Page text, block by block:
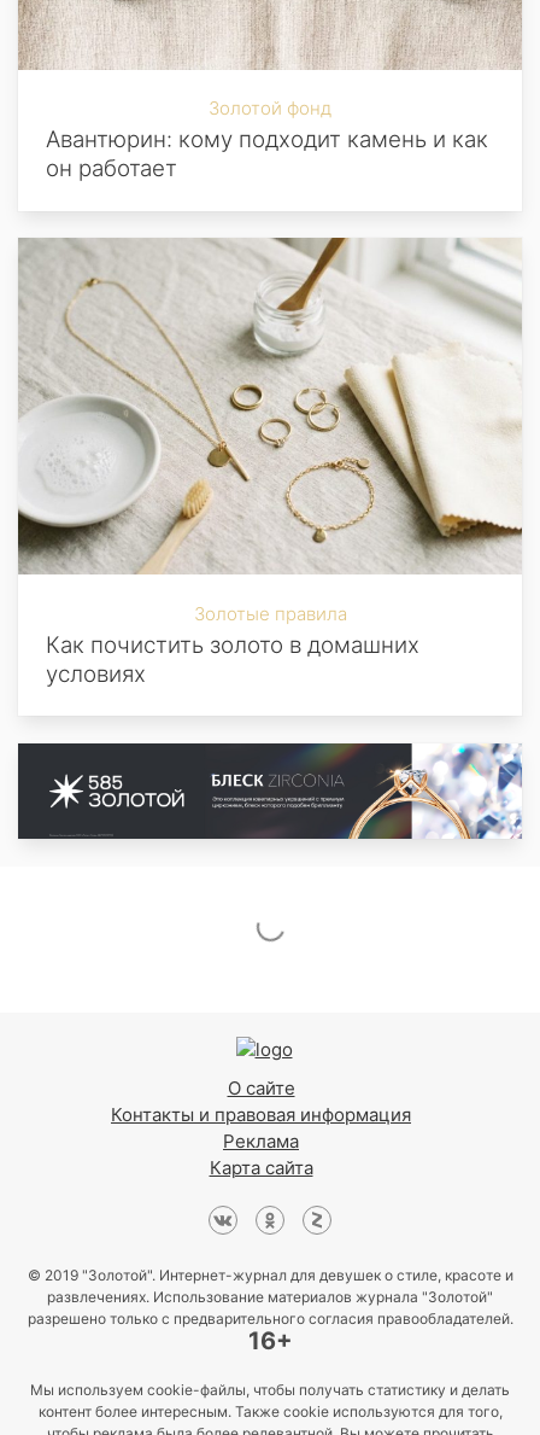
Золотой фонд
Авантюрин: кому подходит камень и как
он работает
Золотые правила
Как почистить золото в домашних
условиях
О сайте
Контакты и правовая информация
Реклама
Карта сайта
© 2019 "Золотой". Интернет-журнал для девушек о стиле, красоте и
развлечениях. Использование материалов журнала "Золотой"
разрешено только с предварительного согласия правообладателей.
16+
Мы используем cookie-файлы, чтобы получать статистику и делать
контент более интересным. Также cookie используются для того,